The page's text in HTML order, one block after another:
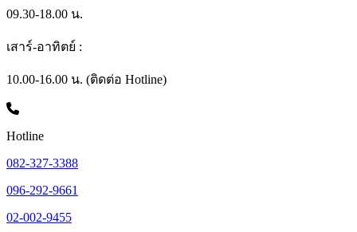
09.30-18.00 น.
เสาร์-อาทิตย์ :
10.00-16.00 น. (ติดต่อ Hotline)
Hotline
082-327-3388
096-292-9661
02-002-9455